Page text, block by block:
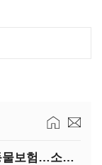
(보험사 혁신로드맵)①날씨·도난·동물보험…소액단기보험사 설립 추진